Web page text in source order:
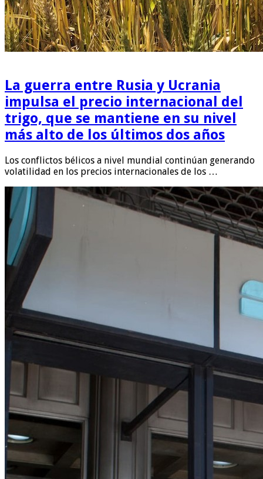
La guerra entre Rusia y Ucrania
impulsa el precio internacional del
trigo, que se mantiene en su nivel
más alto de los últimos dos años
Los conflictos bélicos a nivel mundial continúan generando
volatilidad en los precios internacionales de los …